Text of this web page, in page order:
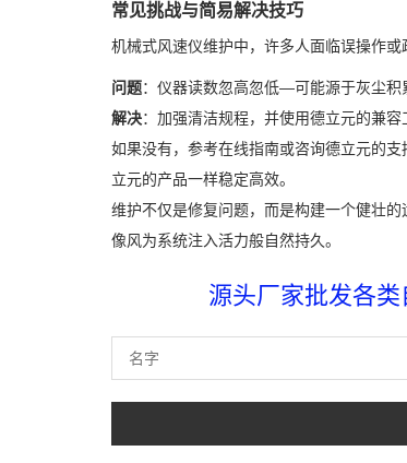
常见挑战与简易解决技巧
机械式风速仪维护中，许多人面临误操作或
问题：仪器读数忽高忽低—可能源于灰尘积
解决：加强清洁规程，并使用德立元的兼
如果没有，参考在线指南或咨询德立元的
立元的产品一样稳定高效。
维护不仅是修复问题，而是构建一个健壮
像风为系统注入活力般自然持久。
源头厂家批发各